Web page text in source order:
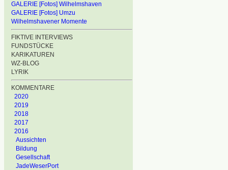
GALERIE [Fotos] Wilhelmshaven
GALERIE [Fotos] Umzu
Wilhelmshavener Momente
FIKTIVE INTERVIEWS
FUNDSTÜCKE
KARIKATUREN
WZ-BLOG
LYRIK
KOMMENTARE
2020
2019
2018
2017
2016
Aussichten
Bildung
Gesellschaft
JadeWeserPort